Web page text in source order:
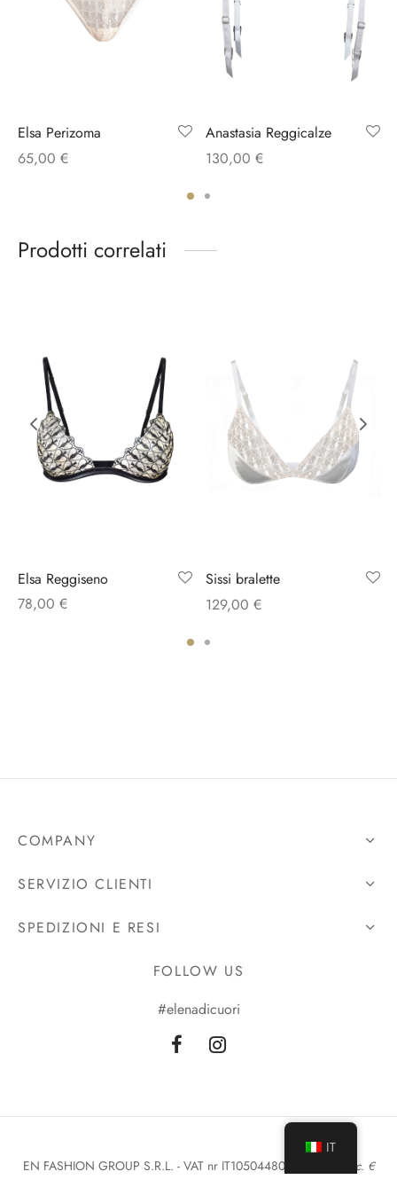
Elsa Perizoma
65,00 €
Anastasia Reggicalze
130,00 €
Prodotti correlati
Elsa Reggiseno
78,00 €
Sissi bralette
129,00 €
COMPANY
SERVIZIO CLIENTI
SPEDIZIONI E RESI
FOLLOW US
#elenadicuori
EN FASHION GROUP S.R.L. - VAT nr IT10504480962 -
Cap. Soc. €
IT